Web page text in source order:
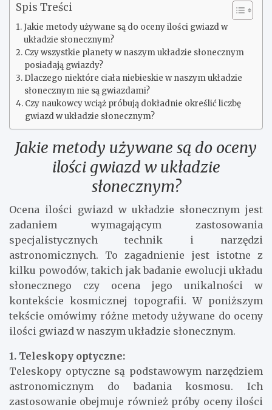
Spis Treści
Jakie metody używane są do oceny ilości gwiazd w
układzie słonecznym?
Czy wszystkie planety w naszym układzie słonecznym
posiadają gwiazdy?
Dlaczego niektóre ciała niebieskie w naszym układzie
słonecznym nie są gwiazdami?
Czy naukowcy wciąż próbują dokładnie określić liczbę
gwiazd w układzie słonecznym?
Jakie metody używane są do oceny
ilości gwiazd w układzie
słonecznym?
Ocena ilości gwiazd w układzie słonecznym jest
zadaniem wymagającym zastosowania
specjalistycznych technik i narzędzi
astronomicznych. To zagadnienie jest istotne z
kilku powodów, takich jak badanie ewolucji układu
słonecznego czy ocena jego unikalności w
kontekście kosmicznej topografii. W poniższym
tekście omówimy różne metody używane do oceny
ilości gwiazd w naszym układzie słonecznym.
1. Teleskopy optyczne:
Teleskopy optyczne są podstawowym narzędziem
astronomicznym do badania kosmosu. Ich
zastosowanie obejmuje również próby oceny ilości